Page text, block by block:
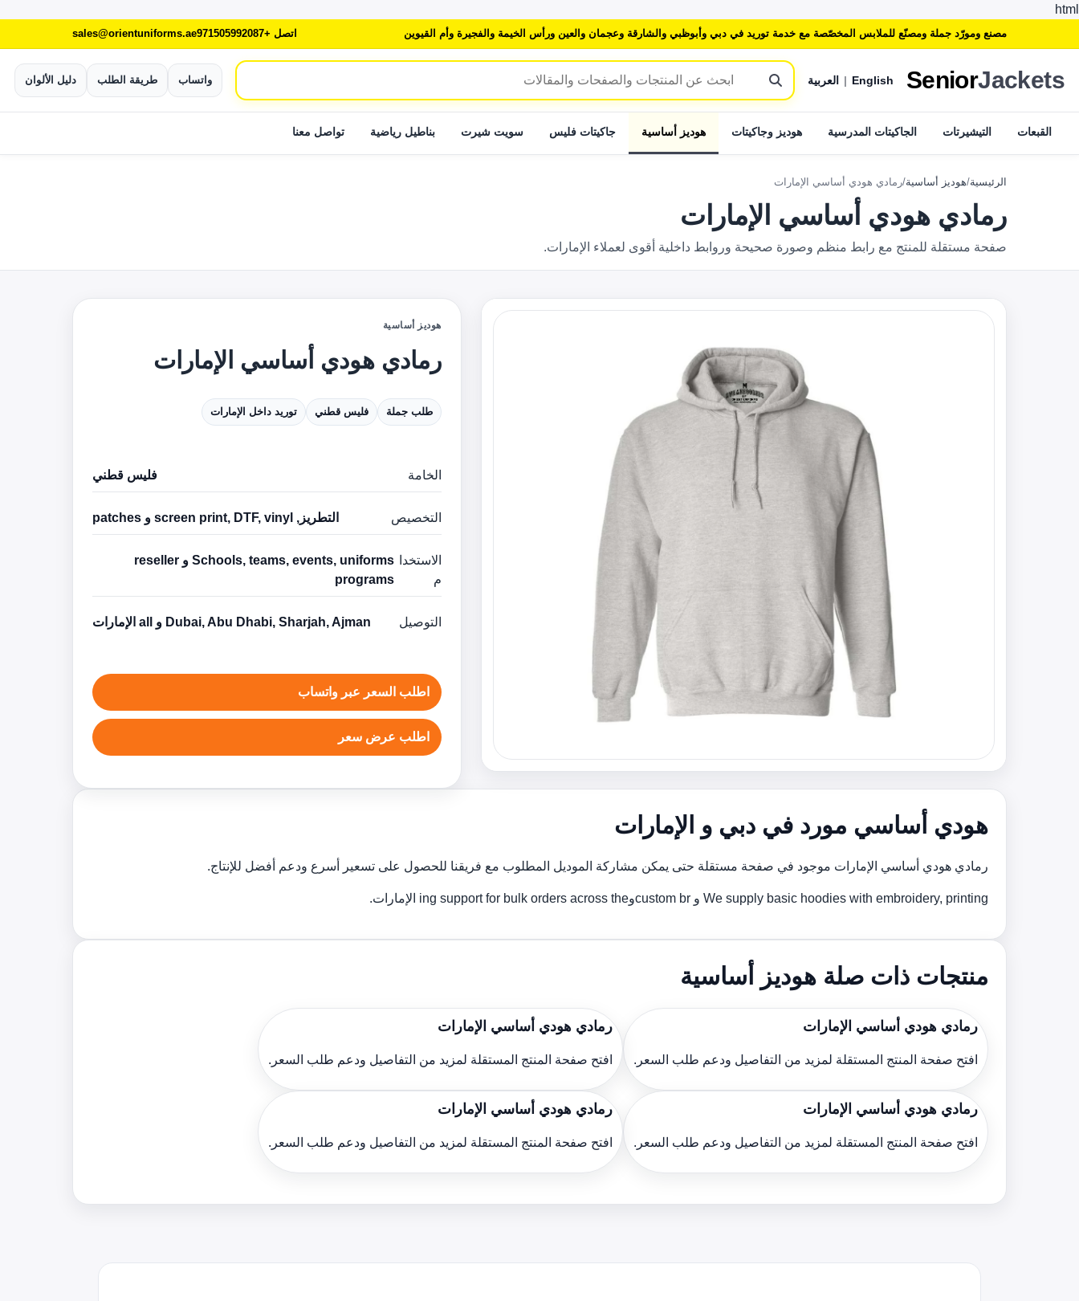
html
مصنع ومورّد جملة ومصنّع للملابس المخصّصة مع خدمة توريد في دبي وأبوظبي والشارقة وعجمان والعين ورأس الخيمة والفجيرة وأم القيوين اتصل +971505992087 sales@orientuniforms.ae
SeniorJackets
English
| العربية واتساب طريقة الطلب دليل الألوان
القبعات التيشيرتات الجاكيتات المدرسية هوديز وجاكيتات هوديز أساسية جاكيتات فليس سويت شيرت بناطيل رياضية تواصل معنا
الرئيسية/هوديز أساسية/رمادي هودي أساسي الإمارات
رمادي هودي أساسي الإمارات
صفحة مستقلة للمنتج مع رابط منظم وصورة صحيحة وروابط داخلية أقوى لعملاء الإمارات.
هوديز أساسية
رمادي هودي أساسي الإمارات
طلب جملة فليس قطني توريد داخل الإمارات
الخامة فليس قطني
التخصيص التطريز, screen print, DTF, vinyl و patches
الاستخدا
م
Schools, teams, events, uniforms و reseller
programs
التوصيل Dubai, Abu Dhabi, Sharjah, Ajman و all الإمارات
اطلب السعر عبر واتساب
اطلب عرض سعر
هودي أساسي مورد في دبي و الإمارات
رمادي هودي أساسي الإمارات موجود في صفحة مستقلة حتى يمكن مشاركة الموديل المطلوب مع فريقنا للحصول على تسعير أسرع ودعم أفضل للإنتاج.
We supply basic hoodies with embroidery, printing و custom brوing support for bulk orders across the الإمارات.
منتجات ذات صلة هوديز أساسية
رمادي هودي أساسي الإمارات
افتح صفحة المنتج المستقلة لمزيد من التفاصيل ودعم طلب السعر.
رمادي هودي أساسي الإمارات
افتح صفحة المنتج المستقلة لمزيد من التفاصيل ودعم طلب السعر.
رمادي هودي أساسي الإمارات
افتح صفحة المنتج المستقلة لمزيد من التفاصيل ودعم طلب السعر.
رمادي هودي أساسي الإمارات
افتح صفحة المنتج المستقلة لمزيد من التفاصيل ودعم طلب السعر.